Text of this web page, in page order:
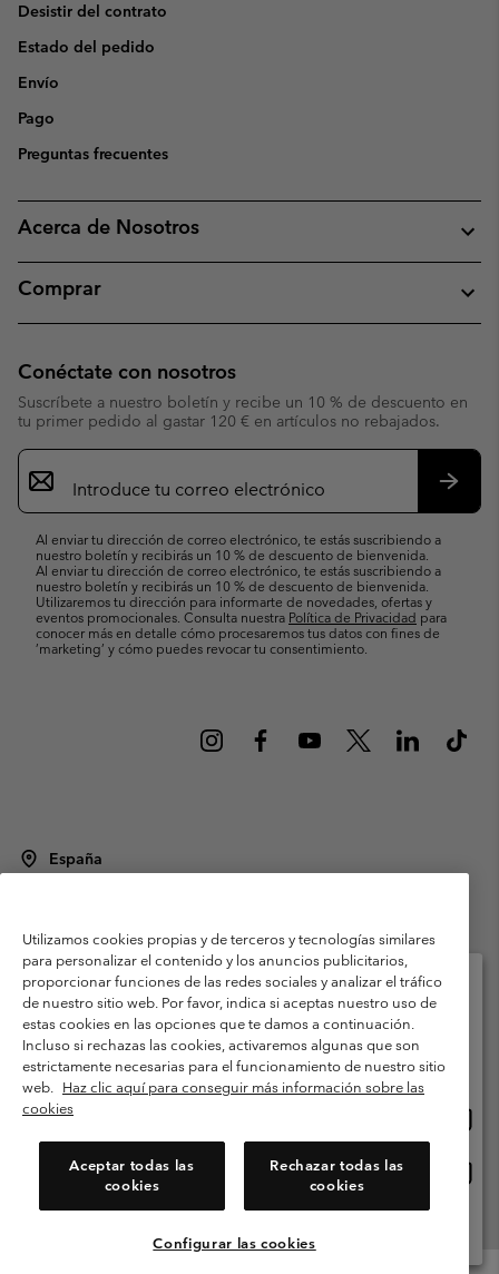
Desistir del contrato
Estado del pedido
Envío
Pago
Preguntas frecuentes
Acerca de Nosotros
Comprar
Conéctate con nosotros
Suscríbete a nuestro boletín y recibe un 10 % de descuento en
tu primer pedido al gastar 120 € en artículos no rebajados.
Suscripción
de
correo
Al enviar tu dirección de correo electrónico, te estás suscribiendo a
nuestro boletín y recibirás un 10 % de descuento de bienvenida.
Al enviar tu dirección de correo electrónico, te estás suscribiendo a
nuestro boletín y recibirás un 10 % de descuento de bienvenida.
Utilizaremos tu dirección para informarte de novedades, ofertas y
eventos promocionales. Consulta nuestra Política de Privacidad para
conocer más en detalle cómo procesaremos tus datos con fines de
’marketing’ y cómo puedes revocar tu consentimiento.
España
Condiciones de uso
Terminos de Venta
Garantía
Política de Privacidad
Términos y condiciones del programa de miembros
Términos De Uso Del Contenido Generado Por Los Usuarios
Impressum
Cookies Public CBCR
Servicio al cliente: Lu. - Vi. de 9:00 a 13:00 y de 14:00 a 18:00
Utilizamos cookies propias y de terceros y tecnologías similares
para personalizar el contenido y los anuncios publicitarios,
proporcionar funciones de las redes sociales y analizar el tráfico
de nuestro sitio web. Por favor, indica si aceptas nuestro uso de
estas cookies en las opciones que te damos a continuación.
Incluso si rechazas las cookies, activaremos algunas que son
estrictamente necesarias para el funcionamiento de nuestro sitio
web. Haz clic aquí para conseguir más información sobre las
cookies
Aceptar todas las
cookies
Rechazar todas las
cookies
Configurar las cookies
Selecciona tu país e idioma envío
Compras en línea disponibles
línea
España
Ver Todos Los Países